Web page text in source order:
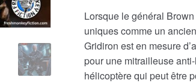
Lorsque le général
uniques comme un
Gridiron est en mesure
pour une mitrailleuse
hélicoptère qui peut être